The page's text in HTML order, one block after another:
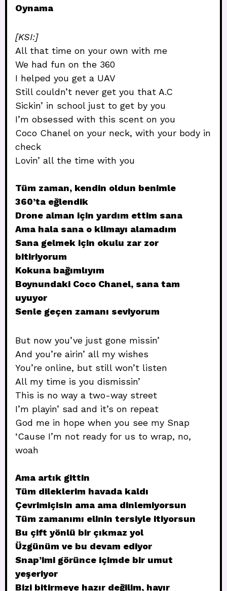
Oynama
[KSI:]
All that time on your own with me
We had fun on the 360
I helped you get a UAV
Still couldn’t never get you that A.C
Sickin’ in school just to get by you
I’m obsessed with this scent on you
Coco Chanel on your neck, with your body in
check
Lovin’ all the time with you
Tüm zaman, kendin oldun benimle
360’ta eğlendik
Drone alman için yardım ettim sana
Ama hala sana o klimayı alamadım
Sana gelmek için okulu zar zor
bitiriyorum
Kokuna bağımlıyım
Boynundaki Coco Chanel, sana tam
uyuyor
Senle geçen zamanı seviyorum
But now you’ve just gone missin’
And you’re airin’ all my wishes
You’re online, but still won’t listen
All my time is you dismissin’
This is no way a two-way street
I’m playin’ sad and it’s on repeat
God me in hope when you see my Snap
‘Cause I’m not ready for us to wrap, no,
woah
Ama artık gittin
Tüm dileklerim havada kaldı
Çevrimiçisin ama ama dinlemiyorsun
Tüm zamanımı elinin tersiyle itiyorsun
Bu çift yönlü bir çıkmaz yol
Üzgünüm ve bu devam ediyor
Snap’imi görünce içimde bir umut
yeşeriyor
Bizi bitirmeye hazır değilim, hayır